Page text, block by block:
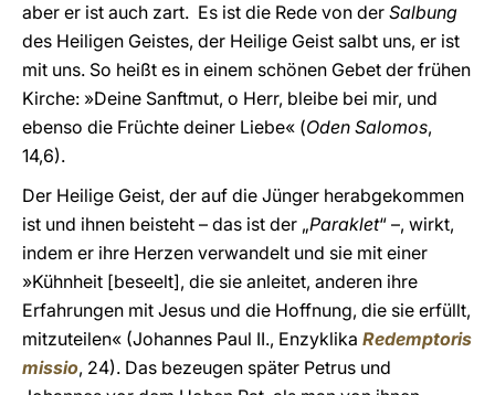
aber er ist auch zart. Es ist die Rede von der Salbung
des Heiligen Geistes, der Heilige Geist salbt uns, er ist
mit uns. So heißt es in einem schönen Gebet der frühen
Kirche: »Deine Sanftmut, o Herr, bleibe bei mir, und
ebenso die Früchte deiner Liebe« (Oden Salomos,
14,6).
Der Heilige Geist, der auf die Jünger herabgekommen
ist und ihnen beisteht – das ist der „Paraklet“ –, wirkt,
indem er ihre Herzen verwandelt und sie mit einer
»Kühnheit [beseelt], die sie anleitet, anderen ihre
Erfahrungen mit Jesus und die Hoffnung, die sie erfüllt,
mitzuteilen« (Johannes Paul II., Enzyklika Redemptoris
missio, 24). Das bezeugen später Petrus und